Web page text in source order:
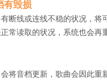
有毁损
断线或连线不稳的状况，将
常读取的状况，系统也会再
将音档更新，歌曲会因此重